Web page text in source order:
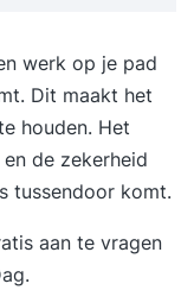
tips, maar
je werk lichter
je
wat wij je
praktisch in je
AI slim inzet
en tijdwinst.
en veilig
werk op je pad
Dit maakt het
houden. Het
de zekerheid
tussendoor komt.
aan te vragen
.